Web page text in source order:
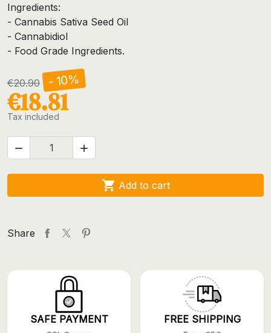
Ingredients:
- Cannabis Sativa Seed Oil
- Cannabidiol
- Food Grade Ingredients.
€20.90 - 10%
€18.81
Tax included
 
 Add to cart
Share
SAFE PAYMENT FREE SHIPPING